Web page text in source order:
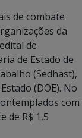
de combate
da
de
de Estado de
(Sedhast),
(DOE). No
com
de R$ 1,5